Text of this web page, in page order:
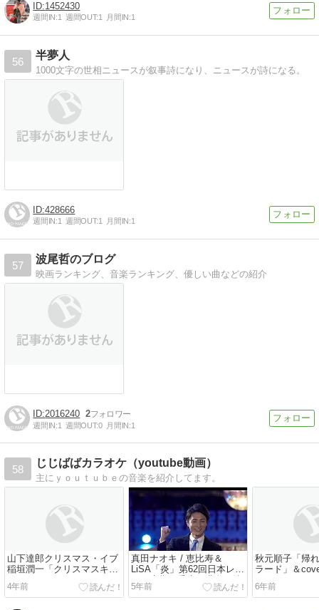
1452430
週間IN:1 週間OUT:1 月間IN:1
56
半夢人
1000文字の世相ニュースが叙事詩になり、ニュースが詩になる。
428666
週間IN:1 週間OUT:1 月間IN:1
57
波尾哲のブログ
映画ランキング、音楽ランキング、優しい曲などの紹介
2016240 2
週間IN:1 週間OUT:0 月間IN:1
58
じじばばカラオケ（youtube動画）
主にｙｏｕｔｕｂｅの音楽を紹介してます。
山下達郎クリスマス・イブ
稲垣潤一「クリスマスキャ
ロルの頃には」
4年前
真田ナオキ / 恵比寿＆
LiSA「炎」第62回日本レコ
ード大賞＆香水 / 瑛人＆純
烈「愛をください～
5年前
秋元順子「帰
ラード」＆
＆Mrs. ツンデ
子)
6年前